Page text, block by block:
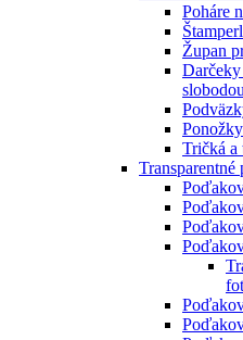
Poháre
Župan
slobodou
Tričká a
Transparentné